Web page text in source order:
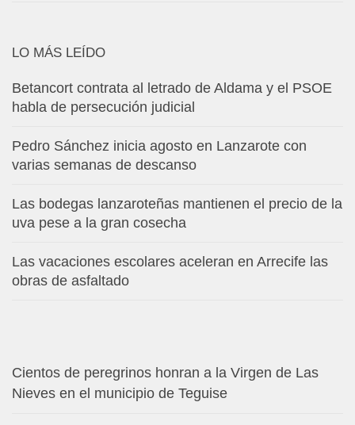
LO MÁS LEÍDO
Betancort contrata al letrado de Aldama y el PSOE
habla de persecución judicial
Pedro Sánchez inicia agosto en Lanzarote con
varias semanas de descanso
Las bodegas lanzaroteñas mantienen el precio de la
uva pese a la gran cosecha
Las vacaciones escolares aceleran en Arrecife las
obras de asfaltado
Cientos de peregrinos honran a la Virgen de Las
Nieves en el municipio de Teguise